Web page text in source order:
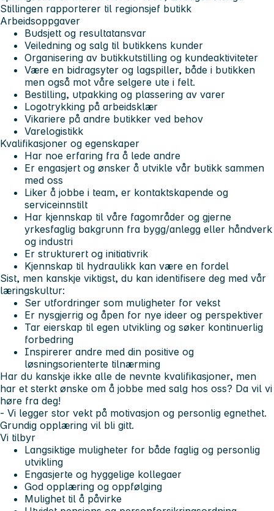
Stillingen rapporterer til regionsjef butikk
Arbeidsoppgaver
Budsjett og resultatansvar
Veiledning og salg til butikkens kunder
Organisering av butikkutstilling og kundeaktiviteter
Være en bidragsyter og lagspiller, både i butikken
men også mot våre selgere ute i felt.
Bestilling, utpakking og plassering av varer
Logotrykking på arbeidsklær
Vikariere på andre butikker ved behov
Varelogistikk
Kvalifikasjoner og egenskaper
Har noe erfaring fra å lede andre
Er engasjert og ønsker å utvikle vår butikk sammen
med oss
Liker å jobbe i team, er kontaktskapende og
serviceinnstilt
Har kjennskap til våre fagområder og gjerne
yrkesfaglig bakgrunn fra bygg/anlegg eller håndverk
og industri
Er strukturert og initiativrik
Kjennskap til hydraulikk kan være en fordel
Sist, men kanskje viktigst, du kan identifisere deg med vår
læringskultur:
Ser utfordringer som muligheter for vekst
Er nysgjerrig og åpen for nye ideer og perspektiver
Tar eierskap til egen utvikling og søker kontinuerlig
forbedring
Inspirerer andre med din positive og
løsningsorienterte tilnærming
Har du kanskje ikke alle de nevnte kvalifikasjoner, men
har et sterkt ønske om å jobbe med salg hos oss? Da vil vi
høre fra deg!
- Vi legger stor vekt på motivasjon og personlig egnethet.
Grundig opplæring vil bli gitt.
Vi tilbyr
Langsiktige muligheter for både faglig og personlig
utvikling
Engasjerte og hyggelige kollegaer
God opplæring og oppfølging
Mulighet til å påvirke